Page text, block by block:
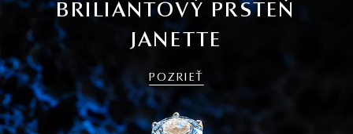
BRILIANTOVÝ PRSTEŇ
JANETTE
POZRIEŤ